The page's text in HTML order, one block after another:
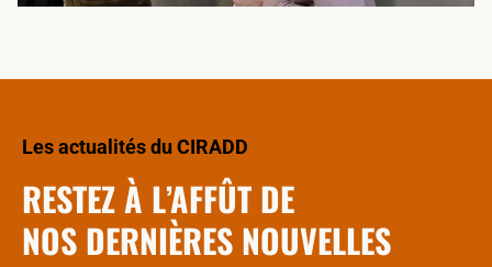
Les actualités du CIRADD
RESTEZ À L’AFFÛT DE
NOS DERNIÈRES NOUVELLES